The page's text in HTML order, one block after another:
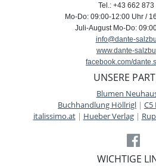
Tel.: +43 662 873
Mo-Do: 09:00-12:00 Uhr /
Juli-August Mo-Do:
info@dante-
www.dante-
facebook.com/
UNSERE
Blumen
Buchhandlung Höllrigl | C5
italissimo.at| Hueber Verlag|
WICHTIGE